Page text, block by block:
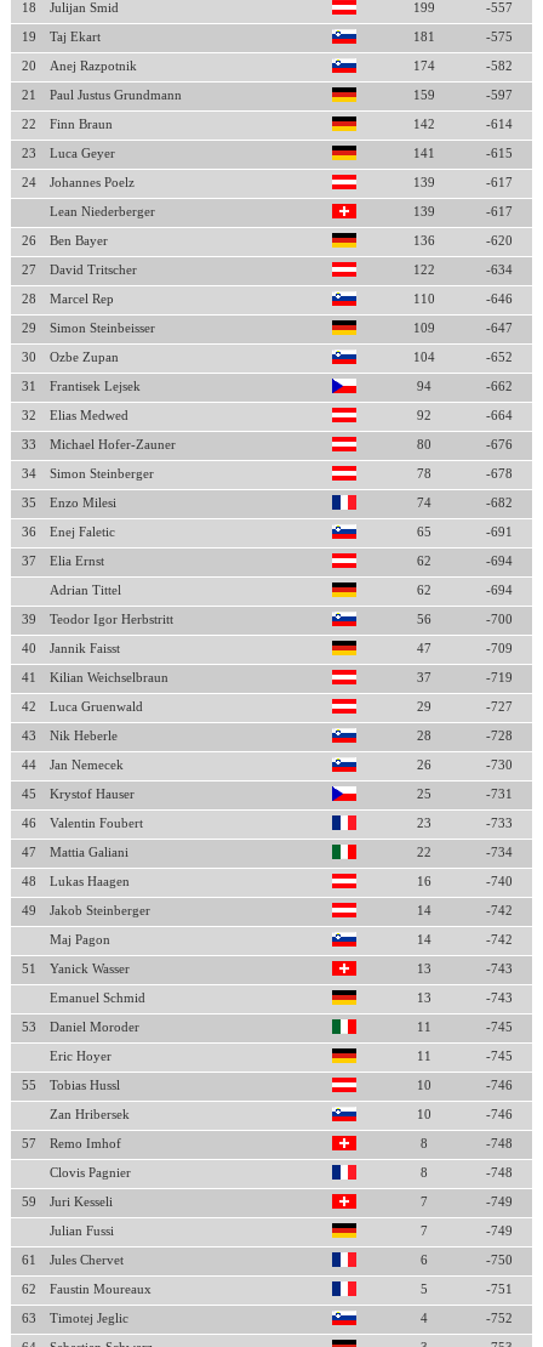
18 Julijan Smid 199 -557
19 Taj Ekart 181 -575
20 Anej Razpotnik 174 -582
21 Paul Justus Grundmann 159 -597
22 Finn Braun 142 -614
23 Luca Geyer 141 -615
24 Johannes Poelz 139 -617
Lean Niederberger 139 -617
26 Ben Bayer 136 -620
27 David Tritscher 122 -634
28 Marcel Rep 110 -646
29 Simon Steinbeisser 109 -647
30 Ozbe Zupan 104 -652
31 Frantisek Lejsek 94 -662
32 Elias Medwed 92 -664
33 Michael Hofer-Zauner 80 -676
34 Simon Steinberger 78 -678
35 Enzo Milesi 74 -682
36 Enej Faletic 65 -691
37 Elia Ernst 62 -694
Adrian Tittel 62 -694
39 Teodor Igor Herbstritt 56 -700
40 Jannik Faisst 47 -709
41 Kilian Weichselbraun 37 -719
42 Luca Gruenwald 29 -727
43 Nik Heberle 28 -728
44 Jan Nemecek 26 -730
45 Krystof Hauser 25 -731
46 Valentin Foubert 23 -733
47 Mattia Galiani 22 -734
48 Lukas Haagen 16 -740
49 Jakob Steinberger 14 -742
Maj Pagon 14 -742
51 Yanick Wasser 13 -743
Emanuel Schmid 13 -743
53 Daniel Moroder 11 -745
Eric Hoyer 11 -745
55 Tobias Hussl 10 -746
Zan Hribersek 10 -746
57 Remo Imhof 8 -748
Clovis Pagnier 8 -748
59 Juri Kesseli 7 -749
Julian Fussi 7 -749
61 Jules Chervet 6 -750
62 Faustin Moureaux 5 -751
63 Timotej Jeglic 4 -752